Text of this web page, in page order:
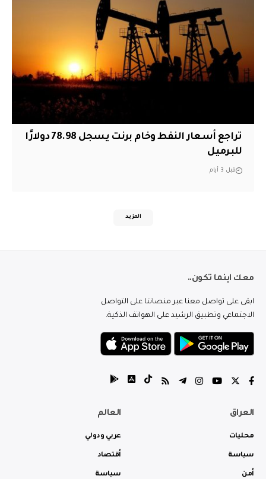
تراجع أسعار النفط وخام برنت يسجل 78.98 دولارًا
للبرميل
قبل 3 أيام
المزيد
معك اينما تكون..
ابقى على تواصل معنا عبر منصاتنا على التواصل
الاجتماعي وتطبيق الرشيد على الهواتف الذكية.
العراق
محليات
سياسة
أمن
العالم
عربي ودولي
أقتصاد
سياسة